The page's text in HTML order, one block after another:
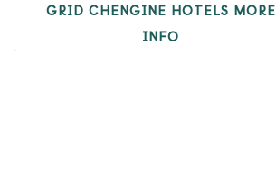
GRID CHENGINE HOTELS MORE
INFO